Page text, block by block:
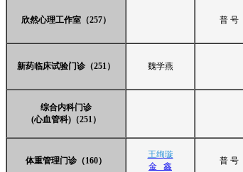
欣然心理工作室（257） 普 号
新药临床试验门诊（251） 魏学燕
综合内科门诊
(心血管科)（251）
体重管理门诊（160）
王绚璇
金 鑫
普 号